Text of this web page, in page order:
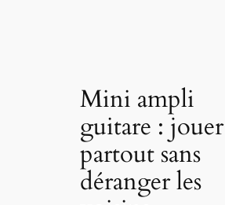
Mini ampli
guitare : jouer
partout sans
déranger les